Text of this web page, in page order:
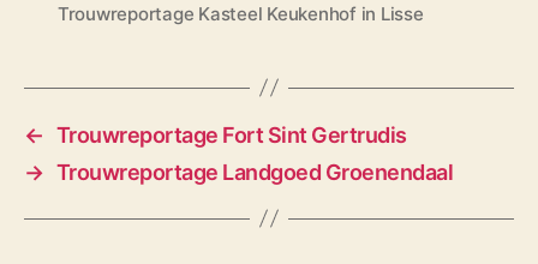
Trouwreportage Kasteel Keukenhof in Lisse
← Trouwreportage Fort Sint Gertrudis
→ Trouwreportage Landgoed Groenendaal